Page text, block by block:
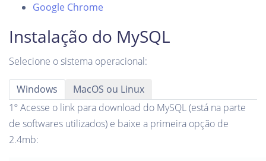
Google Chrome
Instalação do MySQL
Selecione o sistema operacional:
Windows
MacOS ou Linux
1º Acesse o link para download do MySQL (está na parte
de softwares utilizados) e baixe a primeira opção de
2.4mb: